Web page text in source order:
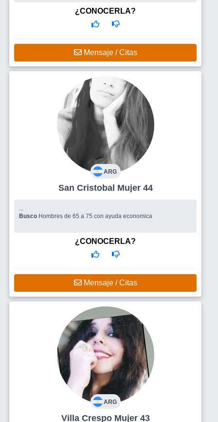
¿CONOCERLA?
Mensaje / Citas
ARG
San Cristobal Mujer 44
Busco Hombres de 65 a 75 con ayuda economica
¿CONOCERLA?
Mensaje / Citas
ARG
Villa Crespo Mujer 43